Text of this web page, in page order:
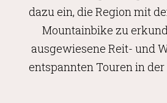
dazu ein, die Region mit
Mountainbike zu
ausgewiesene Reit- und
entspannten Touren in der